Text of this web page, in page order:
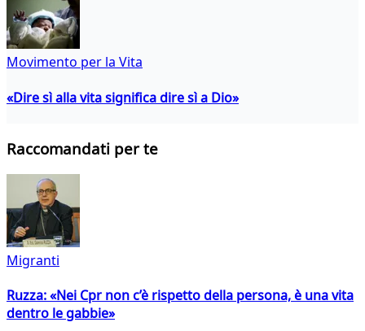
Movimento per la Vita
«Dire sì alla vita significa dire sì a Dio»
Raccomandati per te
Migranti
Ruzza: «Nei Cpr non c’è rispetto della persona, è una vita
dentro le gabbie»